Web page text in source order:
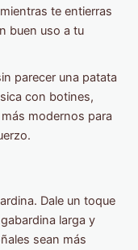
te entierras
buen uso a tu
parecer una patata
con botines,
modernos para
Dale un toque
larga y
sean más